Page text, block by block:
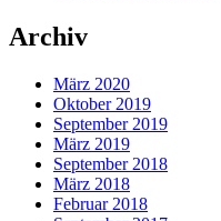
Archiv
März 2020
Oktober 2019
September 2019
März 2019
September 2018
März 2018
Februar 2018